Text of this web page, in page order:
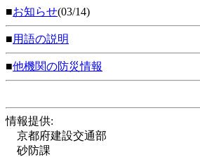
■お知らせ(03/14)
■用語の説明
■他機関の防災情報
情報提供:
京都府建設交通部
砂防課